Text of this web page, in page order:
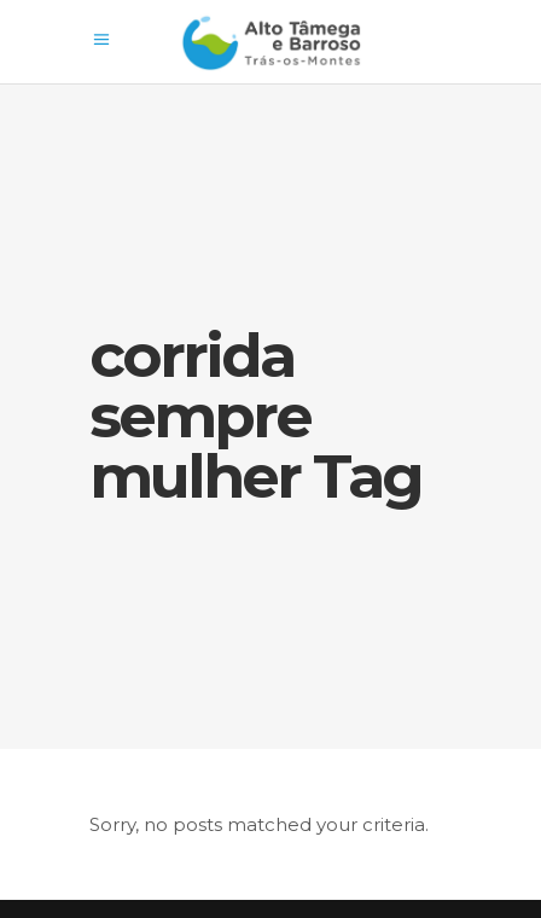
corrida
sempre
mulher Tag
Sorry, no posts matched your criteria.